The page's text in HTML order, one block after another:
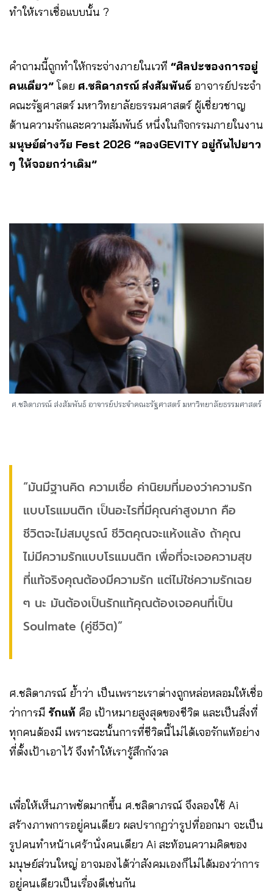
ทำให้เราเชื่อแบบนั้น ?
คำถามนี้ถูกทำให้กระจ่างภายในเวที “ศิลปะของการอยู่
คนเดียว”โดย ศ.ชลิดาภรณ์ ส่งสัมพันธ์ อาจารย์ประจำ
คณะรัฐศาสตร์ มหาวิทยาลัยธรรมศาสตร์ ผู้เชี่ยวชาญ
ด้านความรักและความสัมพันธ์ หนึ่งในกิจกรรมภายในงาน
มนุษย์ต่างวัย Fest 2026 “ลองGEVITY อยู่กันไปยาว
ๆ ให้จอยกว่าเดิม”
ศ.ชลิดาภรณ์ ส่งสัมพันธ์ อาจารย์ประจำคณะรัฐศาสตร์ มหาวิทยาลัยธรรมศาสตร์
“มันมีฐานคิด ความเชื่อ ค่านิยมที่มองว่าความรัก
แบบโรแมนติก เป็นอะไรที่มีคุณค่าสูงมาก คือ
ชีวิตจะไม่สมบูรณ์ ชีวิตคุณจะแห้งแล้ง ถ้าคุณ
ไม่มีความรักแบบโรแมนติก เพื่อที่จะเจอความสุข
ที่แท้จริงคุณต้องมีความรัก แต่ไม่ใช่ความรักเฉย
ๆ นะ มันต้องเป็นรักแท้คุณต้องเจอคนที่เป็น
Soulmate (คู่ชีวิต)”
ศ.ชลิดาภรณ์ ย้ำว่า เป็นเพราะเราต่างถูกหล่อหลอมให้เชื่อ
ว่าการมี รักแท้ คือ เป้าหมายสูงสุดของชีวิต และเป็นสิ่งที่
ทุกคนต้องมี เพราะฉะนั้นการที่ชีวิตนี้ไม่ได้เจอรักแท้อย่าง
ที่ตั้งเป้าเอาไว้ จึงทำให้เรารู้สึกกังวล
เพื่อให้เห็นภาพชัดมากขึ้น ศ.ชลิดาภรณ์ จึงลองใช้ Ai
สร้างภาพการอยู่คนเดียว ผลปรากฏว่ารูปที่ออกมา จะเป็น
รูปคนทำหน้าเศร้านั่งคนเดียว Ai สะท้อนความคิดของ
มนุษย์ส่วนใหญ่ อาจมองได้ว่าสังคมเองก็ไม่ได้มองว่าการ
อยู่คนเดียวเป็นเรื่องดีเช่นกัน